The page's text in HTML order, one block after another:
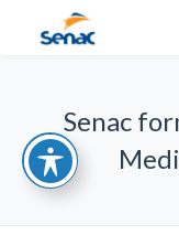
Senac